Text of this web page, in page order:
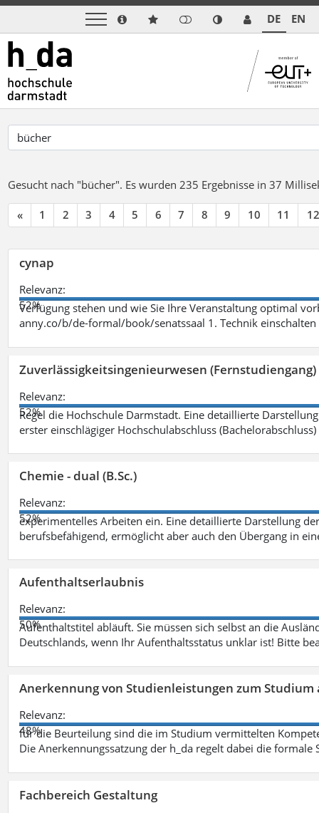
DE EN
Gesucht nach "bücher". Es wurden 235 Ergebnisse in 37
« 1 2 3 4 5 6 7 8 9 10 11 12
cynap
Relevanz:
52%
Verfügung stehen und wie Sie Ihre Veranstaltung optimal
anny.co/b/de-formal/book/senatssaal 1. Technik
Zuverlässigkeitsingenieurwesen (Fernstudiengang)
Relevanz:
52%
Regel die Hochschule Darmstadt. Eine detaillierte
erster einschlägiger Hochschulabschluss
Chemie - dual (B.Sc.)
Relevanz:
52%
experimentelles Arbeiten ein. Eine detaillierte Darstellung
berufsbefähigend, ermöglicht aber auch den Übergang in
Aufenthaltserlaubnis
Relevanz:
50%
Aufenthaltstitel abläuft. Sie müssen sich selbst an die
Deutschlands, wenn Ihr Aufenthaltsstatus unklar ist! Bitte
Anerkennung von Studienleistungen zum Studium
Relevanz:
48%
für die Beurteilung sind die im Studium vermittelten
Die Anerkennungssatzung der h_da regelt dabei die formale
Fachbereich Gestaltung